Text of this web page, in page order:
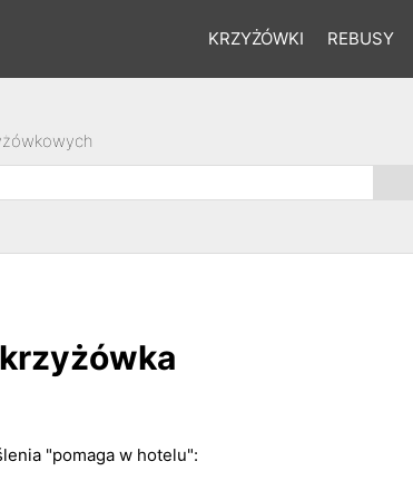
KRZYŻÓWKI REBUSY
"pomaga w hotelu":